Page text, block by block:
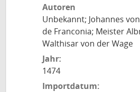
Autoren
Unbekannt; Johannes
de Franconia; Meister
Walthisar von der Wage
Jahr:
1474
Importdatum: